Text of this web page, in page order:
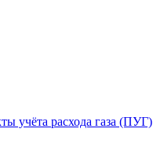
учёта расхода газа (ПУГ)